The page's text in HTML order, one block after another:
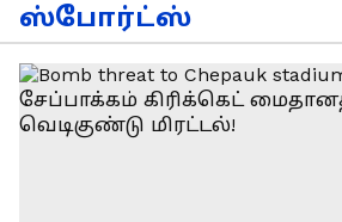
ஸ்போர்ட்ஸ்